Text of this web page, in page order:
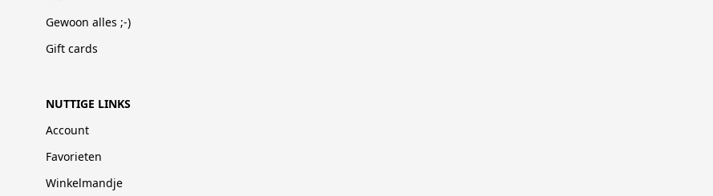
Gewoon alles ;-)
Gift cards
NUTTIGE LINKS
Account
Favorieten
Winkelmandje